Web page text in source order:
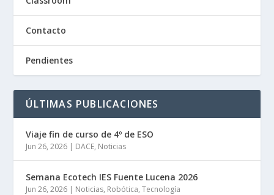
Contacto
Pendientes
ÚLTIMAS PUBLICACIONES
Viaje fin de curso de 4º de ESO
Jun 26, 2026 | DACE, Noticias
Semana Ecotech IES Fuente Lucena 2026
Jun 26, 2026 | Noticias, Robótica,Tecnología